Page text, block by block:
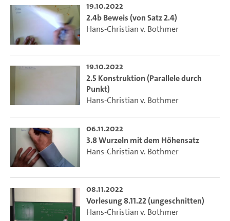
19.10.2022
2.4b Beweis (von Satz 2.4)
Hans-Christian v. Bothmer
19.10.2022
2.5 Konstruktion (Parallele durch
Punkt)
Hans-Christian v. Bothmer
06.11.2022
3.8 Wurzeln mit dem Höhensatz
Hans-Christian v. Bothmer
08.11.2022
Vorlesung 8.11.22 (ungeschnitten)
Hans-Christian v. Bothmer